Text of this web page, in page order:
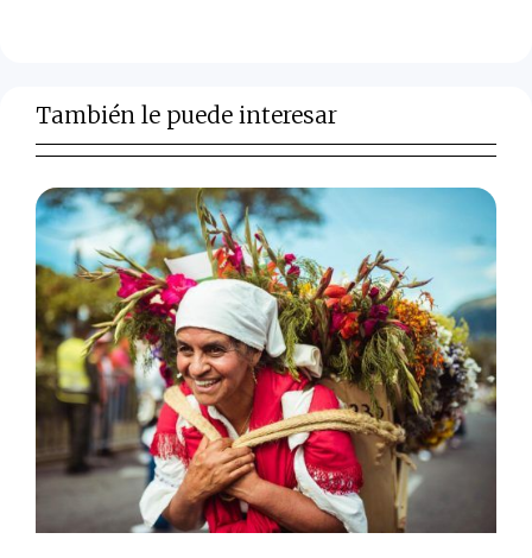
También le puede interesar